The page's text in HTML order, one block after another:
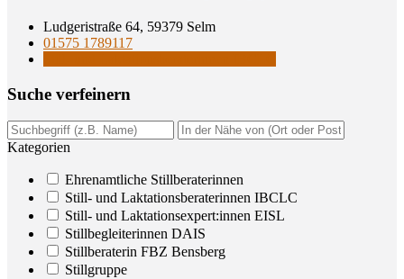
Ludgeristraße 64, 59379 Selm
01575 1789117
Suche ver­fei­nern
Kategorien
Ehrenamtliche Stillberaterinnen
Still- und Laktationsberaterinnen IBCLC
Still- und Laktationsexpert:innen EISL
Stillbegleiterinnen DAIS
Stillberaterin FBZ Bensberg
Stillgruppe